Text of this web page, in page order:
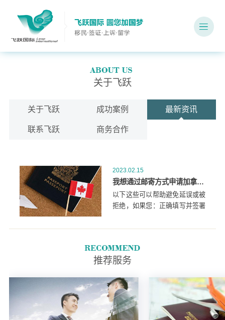
关于飞跃
关于飞跃 成功案例 最新资讯
联系飞跃 商务合作
2023.02.15
我想通过邮寄方式申请加拿大工作许可。怎样才能避免我的申请被拖延或拒绝？
以下这些可以帮助避免延误或被
拒绝，如果您：正确填写并签署
5556)中所列的所有文件.用信用
推荐服务